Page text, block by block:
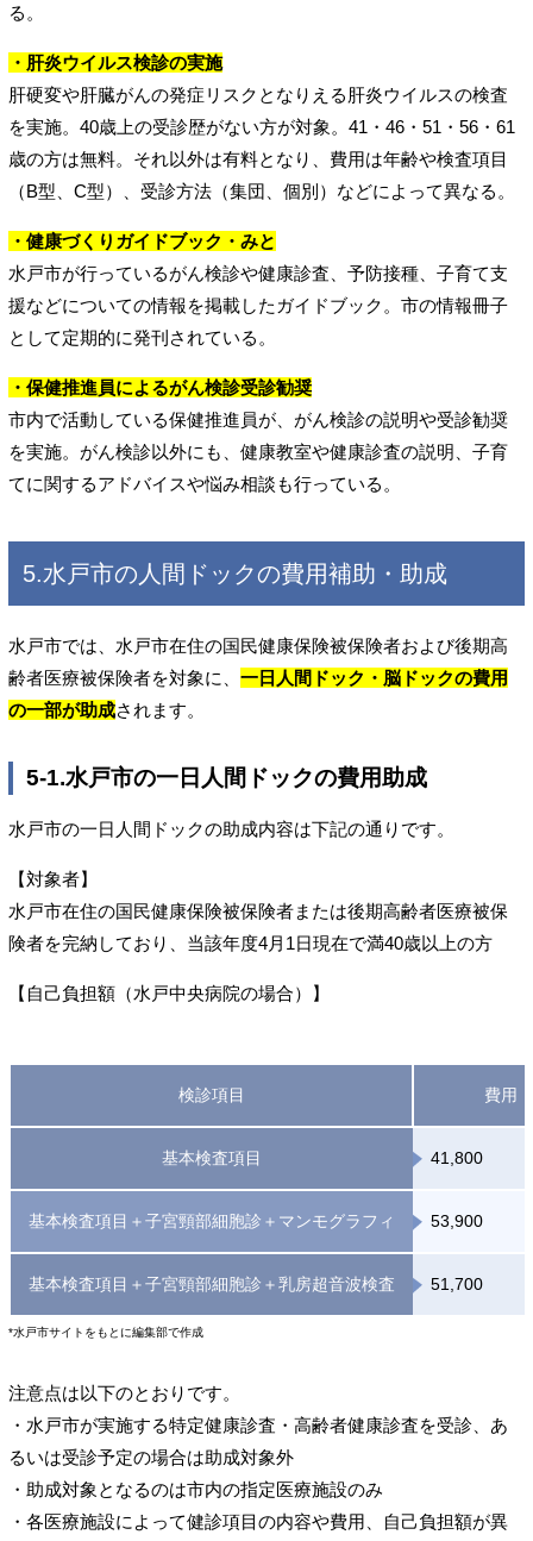
る。
・肝炎ウイルス検診の実施
肝硬変や肝臓がんの発症リスクとなりえる肝炎ウイルスの検査
を実施。40歳上の受診歴がない方が対象。41・46・51・56・61
歳の方は無料。それ以外は有料となり、費用は年齢や検査項目
（B型、C型）、受診方法（集団、個別）などによって異なる。
・健康づくりガイドブック・みと
水戸市が行っているがん検診や健康診査、予防接種、子育て支
援などについての情報を掲載したガイドブック。市の情報冊子
として定期的に発刊されている。
・保健推進員によるがん検診受診勧奨
市内で活動している保健推進員が、がん検診の説明や受診勧奨
を実施。がん検診以外にも、健康教室や健康診査の説明、子育
てに関するアドバイスや悩み相談も行っている。
5.水戸市の人間ドックの費用補助・助成
水戸市では、水戸市在住の国民健康保険被保険者および後期高
齢者医療被保険者を対象に、 一日人間ドック・脳ドックの費用
の一部が助成されます。
5-1.水戸市の一日人間ドックの費用助成
水戸市の一日人間ドックの助成内容は下記の通りです。
【対象者】
水戸市在住の国民健康保険被保険者または後期高齢者医療被保
険者を完納しており、当該年度4月1日現在で満40歳以上の方
【自己負担額（水戸中央病院の場合）】
検診項目 費用
基本検査項目 41,800
基本検査項目＋子宮頸部細胞診＋マンモグラフィ 53,900
基本検査項目＋子宮頸部細胞診＋乳房超音波検査 51,700
*水戸市サイトをもとに編集部で作成
注意点は以下のとおりです。
・水戸市が実施する特定健康診査・高齢者健康診査を受診、あ
るいは受診予定の場合は助成対象外
・助成対象となるのは市内の指定医療施設のみ
・各医療施設によって健診項目の内容や費用、自己負担額が異